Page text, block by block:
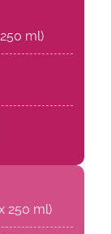
ml)
250 ml)